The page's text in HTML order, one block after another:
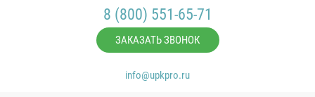
8 (800) 551-65-71
ЗАКАЗАТЬ ЗВОНОК
info@upkpro.ru